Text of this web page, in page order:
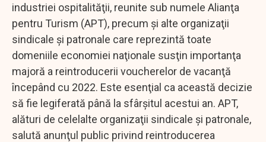
industriei ospitalităţii, reunite sub numele Alianţa
pentru Turism (APT), precum şi alte organizaţii
sindicale şi patronale care reprezintă toate
domeniile economiei naţionale susţin importanţa
majoră a reintroducerii voucherelor de vacanţă
începând cu 2022. Este esenţial ca această decizie
să fie legiferată până la sfârşitul acestui an. APT,
alături de celelalte organizaţii sindicale şi patronale,
salută anunţul public privind reintroducerea